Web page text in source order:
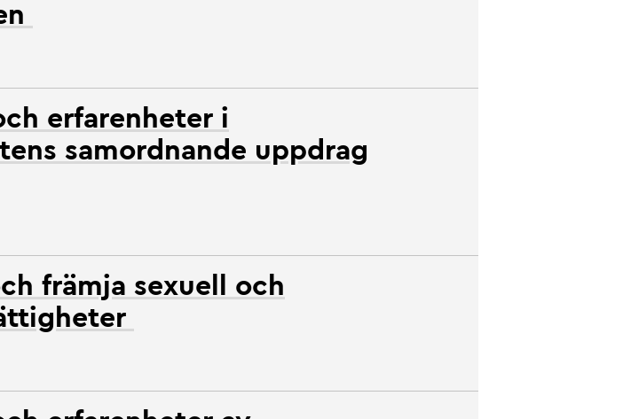
erfarenheter i
samordnande uppdrag
främja sexuell och